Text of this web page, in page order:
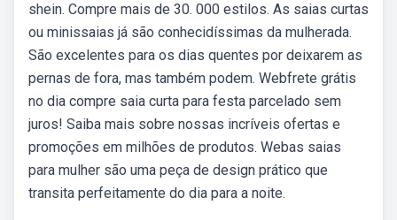
shein. Compre mais de 30. 000 estilos. As saias curtas
ou minissaias já são conhecidíssimas da mulherada.
São excelentes para os dias quentes por deixarem as
pernas de fora, mas também podem. Webfrete grátis
no dia compre saia curta para festa parcelado sem
juros! Saiba mais sobre nossas incríveis ofertas e
promoções em milhões de produtos. Webas saias
para mulher são uma peça de design prático que
transita perfeitamente do dia para a noite.